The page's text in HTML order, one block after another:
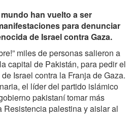
han vuelto a ser
para denunciar
de Israel contra Gaza.
miles de personas salieron a
capital de Pakistán, para pedir el
Israel contra la Franja de Gaza.
el líder del partido islámico
pakistaní tomar más
Resistencia palestina y aislar al